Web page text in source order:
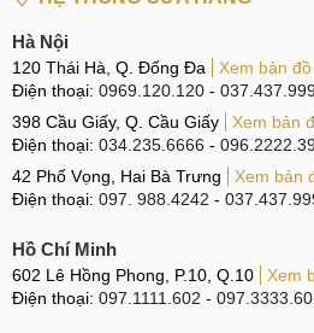
Tay nghề nhân viên cao, có
trong nghề.
Trung tâm hoạt động gần 5
Quy trình thay thế rõ ràng,
Máy được quản lí và giám
thay ngay khi nhận máy.
Linh kiện màn hình Nokia
có tem xuất xứ.
Hà Nội
120 Thái Hà, Q. Đống Đa
Xem bản đồ
Điện thoại: 0969.120.120 -
398 Cầu Giấy, Q. Cầu Giấy
Xem bản
Điện thoại: 034.235.6666 -
42 Phố Vọng, Hai Bà Trưng
Xem bản
Điện thoại: 097. 988.4242 -
Hồ Chí Minh
602 Lê Hồng Phong, P.10, Q.10
Xem
Điện thoại: 097.1111.602 -